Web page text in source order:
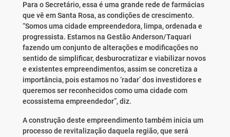
Para o Secretário, essa é uma grande rede de farmácias
que vê em Santa Rosa, as condições de crescimento.
“Somos uma cidade empreendedora, limpa, ordenada e
progressista. Estamos na Gestão Anderson/Taquari
fazendo um conjunto de alterações e modificações no
sentido de simplificar, desburocratizar e viabilizar novos
e existentes empreendimentos, assim se concretiza a
importância, pois estamos no ‘radar’ dos investidores e
queremos ser reconhecidos como uma cidade com
ecossistema empreendedor”, diz.
A construção deste empreendimento também inicia um
processo de revitalização daquela região, que será